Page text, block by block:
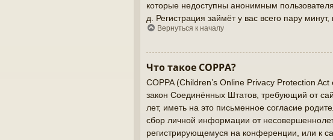
которые недоступны анонимным
д. Регистрация займёт у вас всего пару
Вернуться к началу
Что такое COPPA?
COPPA (Children’s Online Privacy Protection
закон Соединённых Штатов, требующий от
лет, иметь на это письменное согласие
сбор личной информации от
регистрирующемуся на конференции, или к